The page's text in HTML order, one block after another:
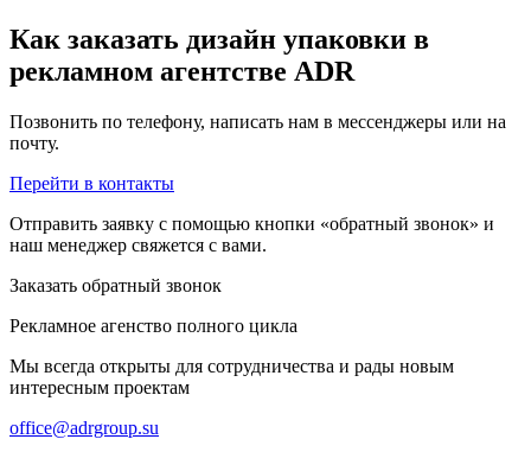
Как заказать дизайн упаковки в
рекламном агентстве ADR
Позвонить по телефону, написать нам в мессенджеры или на
почту.
Перейти в контакты
Отправить заявку с помощью кнопки «обратный звонок» и
наш менеджер свяжется с вами.
Заказать обратный звонок
Рекламное агенство полного цикла
Мы всегда открыты для сотрудничества и рады новым
интересным проектам
office@adrgroup.su